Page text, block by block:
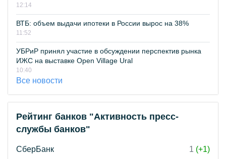
12:14
ВТБ: объем выдачи ипотеки в России вырос на 38%
11:52
УБРиР принял участие в обсуждении перспектив рынка
ИЖС на выставке Open Village Ural
10:40
Все новости
Рейтинг банков "Активность пресс-
службы банков"
СберБанк 1 (+1)